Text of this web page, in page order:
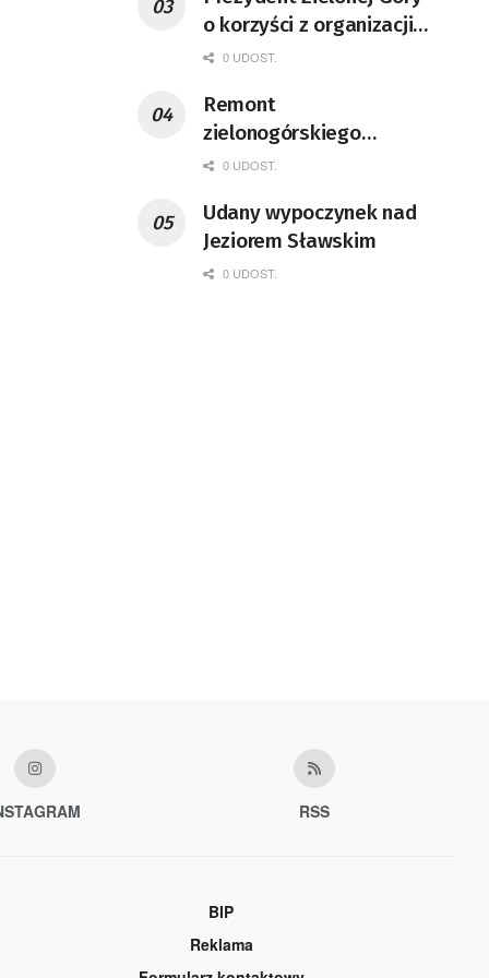
o korzyści z organizacji
mety Tour de Pologne
0 UDOST.
Remont
zielonogórskiego
deptaka zgodnie z
0 UDOST.
Udany wypoczynek nad
Jeziorem Sławskim
0 UDOST.
RSS
BIP
Reklama